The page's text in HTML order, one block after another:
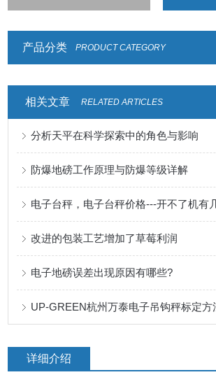
产品分类 PRODUCT CATEGORY
相关文章 RELATED ARTICLES
分析天平在科学探索中的角色与影响
防爆地磅工作原理与防爆等级详解
电子台秤，电子台秤价格---开不了机有
改进的包装工艺增加了草莓利润
电子地磅误差出现原因有哪些?
UP-GREEN杭州万泰电子吊钩秤标定方
详细介绍